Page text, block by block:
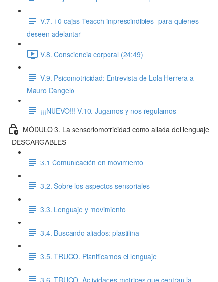
V.7. 10 cajas Teacch imprescindibles -para quienes
deseen adelantar
V.8. Consciencia corporal (24:49)
V.9. Psicomotricidad: Entrevista de Lola Herrera a
Mauro Dangelo
¡¡¡NUEVO!!! V.10. Jugamos y nos regulamos
MÓDULO 3. La sensoriomotricidad como aliada del lenguaje
- DESCARGABLES
3.1 Comunicación en movimiento
3.2. Sobre los aspectos sensoriales
3.3. Lenguaje y movimiento
3.4. Buscando aliados: plastilina
3.5. TRUCO. Planificamos el lenguaje
3.6. TRUCO. Actividades motrices que centran la